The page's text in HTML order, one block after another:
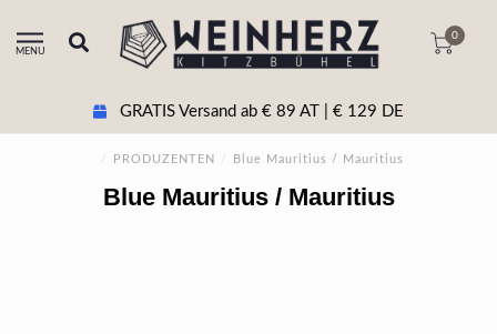
MENU
0
GRATIS Versand ab € 89 AT | € 129 DE
/ PRODUZENTEN / Blue Mauritius / Mauritius
Blue Mauritius / Mauritius